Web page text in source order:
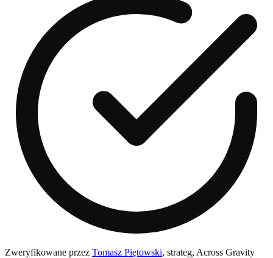
Zweryfikowane przez Tomasz Piętowski, strateg, Across Gravity